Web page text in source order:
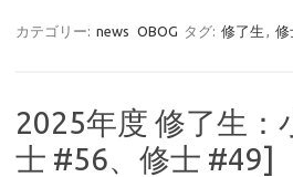
カテゴリー: news OBOG タグ: 修了生 , 修
2025年度 修了生：
士 #56、修士 #49]